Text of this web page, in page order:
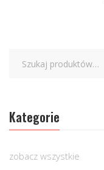
Kategorie
zobacz wszystkie